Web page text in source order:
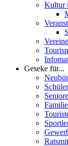
Kultur
Vereine
Geseke für...
Schüler